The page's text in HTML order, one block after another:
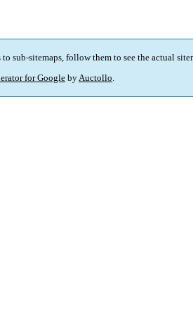
sub-sitemaps, follow them to see the actual
for GooglebyAuctollo.